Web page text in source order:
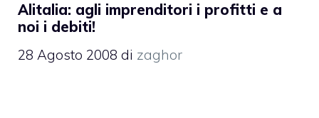
Alitalia: agli imprenditori i profitti e a
noi i debiti!
28 Agosto 2008 di zaghor